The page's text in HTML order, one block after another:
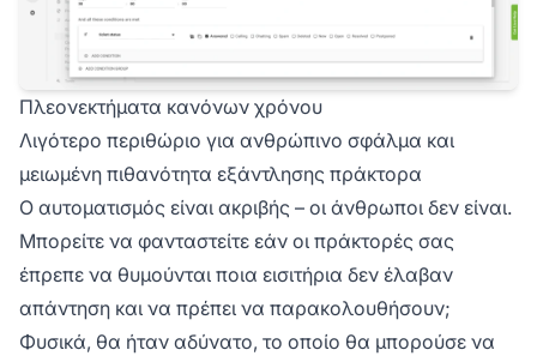
Πλεονεκτήματα κανόνων χρόνου
Λιγότερο περιθώριο για ανθρώπινο σφάλμα και
μειωμένη πιθανότητα εξάντλησης πράκτορα
Ο αυτοματισμός είναι ακριβής – οι άνθρωποι δεν είναι.
Μπορείτε να φανταστείτε εάν οι πράκτορές σας
έπρεπε να θυμούνται ποια εισιτήρια δεν έλαβαν
απάντηση και να πρέπει να παρακολουθήσουν;
Φυσικά, θα ήταν αδύνατο, το οποίο θα μπορούσε να